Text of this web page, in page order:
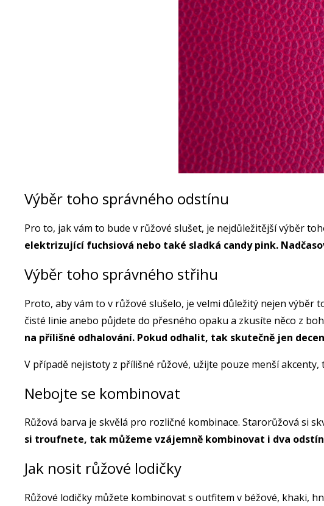
Výběr toho správného odstínu
Pro to, jak vám to bude v růžové slušet, je nejdůležitější výběr
elektrizující fuchsiová nebo také sladká candy pink.
Výběr toho správného střihu
Proto, aby vám to v růžové slušelo, je velmi důležitý nejen
čisté linie anebo půjdete do přesného opaku a zkusíte něco z
na přílišné odhalování. Pokud odhalit, tak skutečně jen
V případě nejistoty z přílišné růžové, užijte pouze menší
Nebojte se kombinovat
Růžová barva je skvělá pro rozličné kombinace. Starorůžová si
si troufnete, tak můžeme vzájemně kombinovat i dva
Jak nosit růžové lodičky
Růžové lodičky můžete kombinovat s outfitem v béžové, khaki,